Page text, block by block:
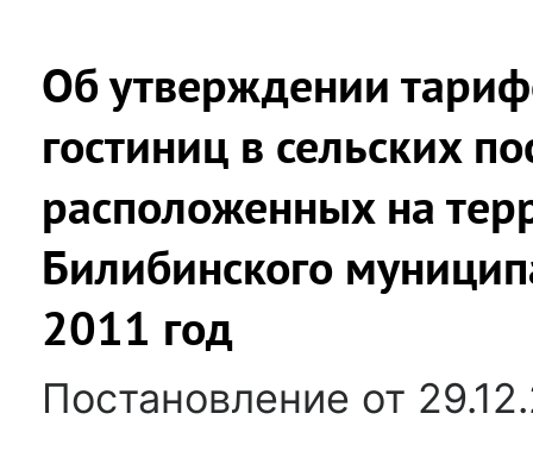
Об утверждении
гостиниц в сельских
расположенных на
Билибинского
2011 год
Постановление от